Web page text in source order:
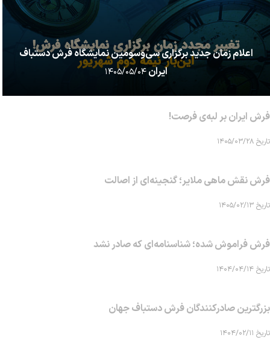
اعلام زمان جدید برگزاری سی‌وسومین نمایشگاه فرش دستباف
ایران۱۴۰۵/۰۵/۰۴
فرش ایران بر لبه‌ی فرصت!
تاریخ ۱۴۰۵/۰۳/۲۸
فرش نقش ماهی‌ ملایر؛ گنجینه‌ای از اصالت
تاریخ ۱۴۰۵/۰۲/۱۳
فرش فراموش شده؛ شناسنامه‌ای که صادر نشد
تاریخ ۱۴۰۴/۰۴/۱۴
بزرگترین صادرکنندگان فرش دستباف جهان
تاریخ ۱۴۰۴/۰۲/۱۱